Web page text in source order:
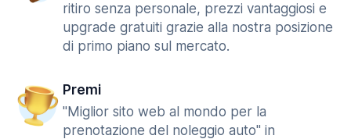
ritiro senza personale, prezzi vantaggiosi e
upgrade gratuiti grazie alla nostra posizione
di primo piano sul mercato.
Premi
"Miglior sito web al mondo per la
prenotazione del noleggio auto" in